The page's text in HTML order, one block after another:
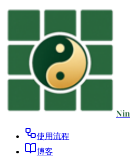
使用流程
博客